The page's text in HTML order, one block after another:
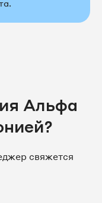
Альфа
свяжется